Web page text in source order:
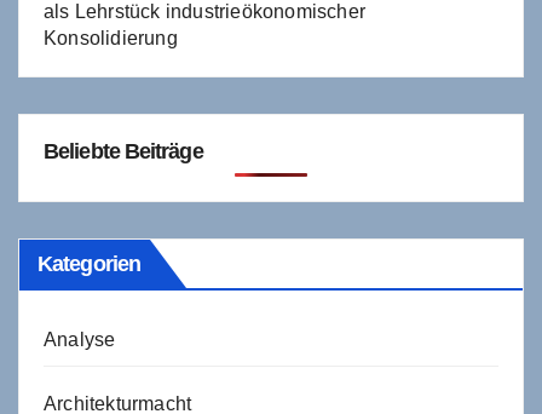
als Lehrstück industrieökonomischer
Konsolidierung
Beliebte Beiträge
Kategorien
Analyse
Architekturmacht